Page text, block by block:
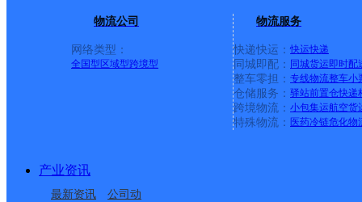
物流公司
网络类型：
全国型 区域型跨境型
物流服务
快递快运： 快运快递
同城即配： 同城货运即时配
整车零担： 专线物流整车小
仓储服务： 驿站前置仓快递
跨境物流： 小包集运航空货
特殊物流： 医药冷链危化物
产业资讯
最新资讯
公司动
派送范围:全境
详情
更多号码地址
德翰学校分校对面